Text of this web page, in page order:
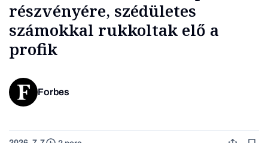
részvényére, szédületes
számokkal rukkoltak elő a
profik
Forbes